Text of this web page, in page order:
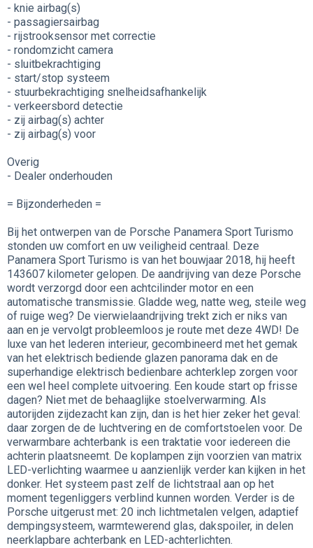
- knie airbag(s)
- passagiersairbag
- rijstrooksensor met correctie
- rondomzicht camera
- sluitbekrachtiging
- start/stop systeem
- stuurbekrachtiging snelheidsafhankelijk
- verkeersbord detectie
- zij airbag(s) achter
- zij airbag(s) voor
Overig
- Dealer onderhouden
= Bijzonderheden =
Bij het ontwerpen van de Porsche Panamera Sport Turismo
stonden uw comfort en uw veiligheid centraal. Deze
Panamera Sport Turismo is van het bouwjaar 2018, hij heeft
143607 kilometer gelopen. De aandrijving van deze Porsche
wordt verzorgd door een achtcilinder motor en een
automatische transmissie. Gladde weg, natte weg, steile weg
of ruige weg? De vierwielaandrijving trekt zich er niks van
aan en je vervolgt probleemloos je route met deze 4WD! De
luxe van het lederen interieur, gecombineerd met het gemak
van het elektrisch bediende glazen panorama dak en de
superhandige elektrisch bedienbare achterklep zorgen voor
een wel heel complete uitvoering. Een koude start op frisse
dagen? Niet met de behaaglijke stoelverwarming. Als
autorijden zijdezacht kan zijn, dan is het hier zeker het geval:
daar zorgen de de luchtvering en de comfortstoelen voor. De
verwarmbare achterbank is een traktatie voor iedereen die
achterin plaatsneemt. De koplampen zijn voorzien van matrix
LED-verlichting waarmee u aanzienlijk verder kan kijken in het
donker. Het systeem past zelf de lichtstraal aan op het
moment tegenliggers verblind kunnen worden. Verder is de
Porsche uitgerust met: 20 inch lichtmetalen velgen, adaptief
dempingsysteem, warmtewerend glas, dakspoiler, in delen
neerklapbare achterbank en LED-achterlichten.